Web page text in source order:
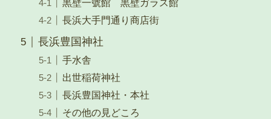
黒壁一號館 黒壁ガラス館
長浜大手門通り商店街
長浜豊国神社
手水舎
出世稲荷神社
長浜豊国神社・本社
その他の見どころ